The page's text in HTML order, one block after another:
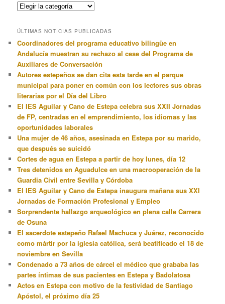
Categorias
ÚLTIMAS NOTICIAS PUBLICADAS
Coordinadores del programa educativo bilingüe en
Andalucía muestran su rechazo al cese del Programa de
Auxiliares de Conversación
Autores estepeños se dan cita esta tarde en el parque
municipal para poner en común con los lectores sus obras
literarias por el Día del Libro
El IES Aguilar y Cano de Estepa celebra sus XXII Jornadas
de FP, centradas en el emprendimiento, los idiomas y las
oportunidades laborales
Una mujer de 46 años, asesinada en Estepa por su marido,
que después se suicidó
Cortes de agua en Estepa a partir de hoy lunes, día 12
Tres detenidos en Aguadulce en una macrooperación de la
Guardia Civil entre Sevilla y Córdoba
El IES Aguilar y Cano de Estepa inaugura mañana sus XXI
Jornadas de Formación Profesional y Empleo
Sorprendente hallazgo arqueológico en plena calle Carrera
de Osuna
El sacerdote estepeño Rafael Machuca y Juárez, reconocido
como mártir por la iglesia católica, será beatificado el 18 de
noviembre en Sevilla
Condenado a 73 años de cárcel el médico que grababa las
partes íntimas de sus pacientes en Estepa y Badolatosa
Actos en Estepa con motivo de la festividad de Santiago
Apóstol, el próximo día 25